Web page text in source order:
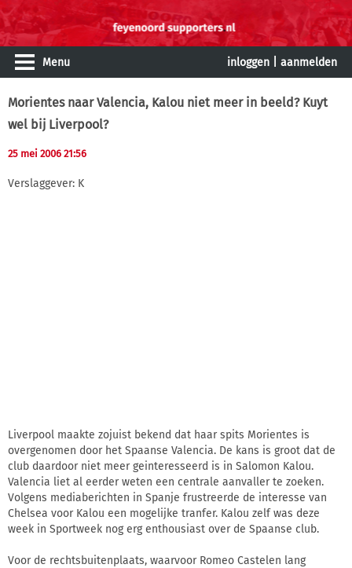
Menu inloggen aanmelden
Morientes naar Valencia, Kalou niet meer in beeld? Kuyt
wel bij Liverpool?
25 mei 2006 21:56
Verslaggever: K
Liverpool maakte zojuist bekend dat haar spits Morientes is
overgenomen door het Spaanse Valencia. De kans is groot dat de
club daardoor niet meer geinteresseerd is in Salomon Kalou.
Valencia liet al eerder weten een centrale aanvaller te zoeken.
Volgens mediaberichten in Spanje frustreerde de interesse van
Chelsea voor Kalou een mogelijke tranfer. Kalou zelf was deze
week in Sportweek nog erg enthousiast over de Spaanse club.
Voor de rechtsbuitenplaats, waarvoor Romeo Castelen lang